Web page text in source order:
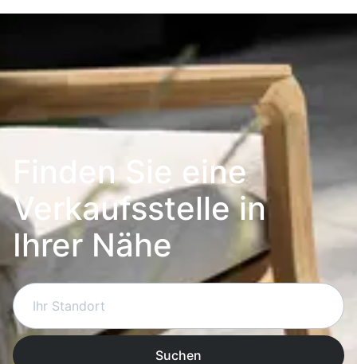
Finden Sie eine
Verkaufsstelle in
Ihrer Nähe
Suchen